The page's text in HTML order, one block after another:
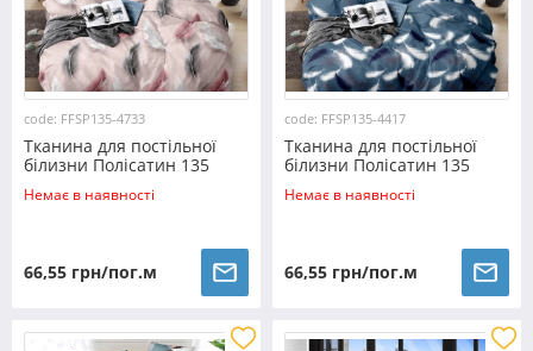
code: FFSP135-4733
Тканина для постільної
білизни Полісатин 135
SP135-4733 (60м)
Немає в наявності
66,55 грн/пог.м
code: FFSP135-4417
Тканина для постільної
білизни Полісатин 135
SP135-4417 (60м)
Немає в наявності
66,55 грн/пог.м